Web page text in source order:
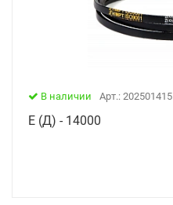
В наличии Арт.: 202501415
Е (Д) - 14000